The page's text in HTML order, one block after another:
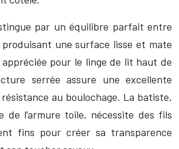
par un équilibre parfait entre
une surface lisse et mate
pour le linge de lit haut de
serrée assure une excellente
au boulochage. La batiste,
de l’armure toile, nécessite des fils
fins pour créer sa transparence